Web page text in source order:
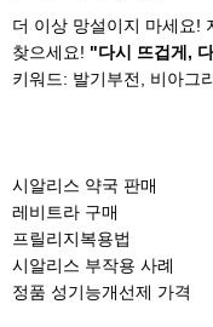
더 이상 망설이지 마세요!
찾으세요! "다시 뜨겁게,
키워드: 발기부전, 비아그
시알리스 약국 판매
레비트라 구매
프릴리지복용법
시알리스 부작용 사례
정품 성기능개선제 가격